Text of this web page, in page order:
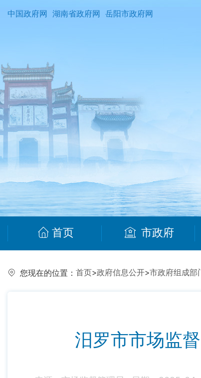
中国政府网 湖南省政府网 岳阳市政府网
首页 市政府
您现在的位置： 首页>政府信息公开>市政府组成部
汨罗市市场监